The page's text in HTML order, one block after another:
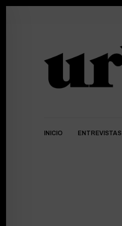
INICIO ENTREVISTAS